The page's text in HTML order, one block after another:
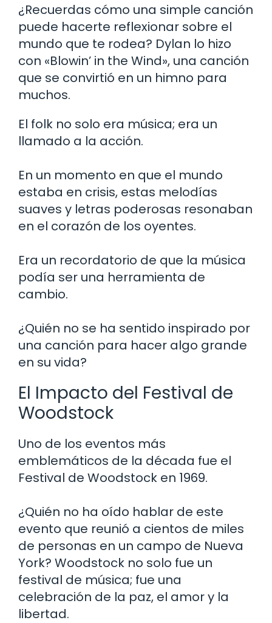
¿Recuerdas cómo una simple canción
puede hacerte reflexionar sobre el
mundo que te rodea? Dylan lo hizo
con «Blowin’ in the Wind», una canción
que se convirtió en un himno para
muchos.
El folk no solo era música; era un
llamado a la acción.
En un momento en que el mundo
estaba en crisis, estas melodías
suaves y letras poderosas resonaban
en el corazón de los oyentes.
Era un recordatorio de que la música
podía ser una herramienta de
cambio.
¿Quién no se ha sentido inspirado por
una canción para hacer algo grande
en su vida?
El Impacto del Festival de
Woodstock
Uno de los eventos más
emblemáticos de la década fue el
Festival de Woodstock en 1969.
¿Quién no ha oído hablar de este
evento que reunió a cientos de miles
de personas en un campo de Nueva
York? Woodstock no solo fue un
festival de música; fue una
celebración de la paz, el amor y la
libertad.